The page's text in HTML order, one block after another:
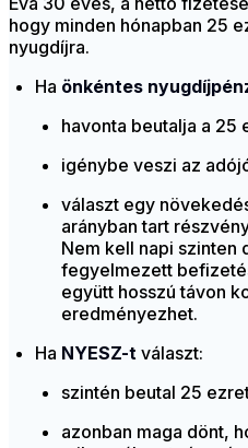
hogy minden hónapban 25
nyugdíjra.
Ha önkéntes
havonta beutalja a 25
igénybe veszi az
választ egy
arányban tart
Nem kell napi szinten
fegyelmezett
együtt hosszú távon
eredményezhet.
Ha NYESZ-t választ:
szintén beutal 25
azonban maga dönt,